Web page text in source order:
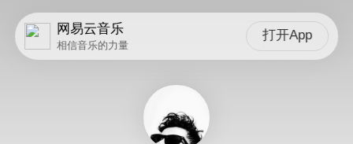
网易云音乐
相信音乐的力量
打开App